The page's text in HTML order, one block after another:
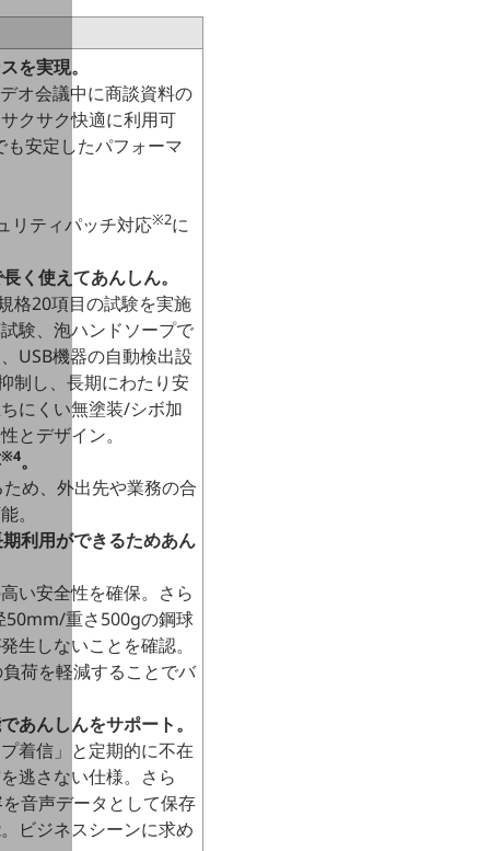
を実現。
オ会議中に商談資料の
クサク快適に利用可
安定したパフォーマ
リティパッチ対応※2に
く使えてあんしん。
格20項目の試験を実施
験、泡ハンドソープで
USB機器の自動検出設
制し、長期にわたり安
にくい無塗装/シボ加
とデザイン。
※4。
め、外出先や業務の合
。
利用ができるためあん
い安全性を確保。さら
50mm/重さ500gの鋼球
生しないことを確認。
荷を軽減することでバ
あんしんをサポート。
着信」と定期的に不在
逃さない仕様。さら
音声データとして保存
ビジネスシーンに求め